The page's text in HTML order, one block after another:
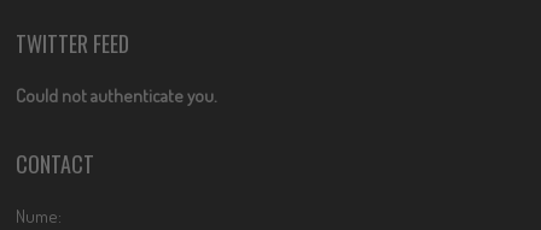
TWITTER FEED
Could not authenticate you.
CONTACT
Nume: